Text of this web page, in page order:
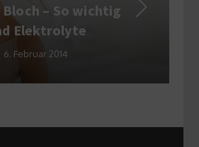
– So wichtig
Elektrolyte
6. Februar 2014